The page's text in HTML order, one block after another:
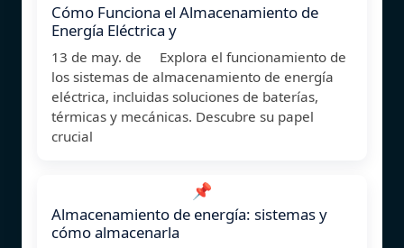
Cómo Funciona el Almacenamiento de
Energía Eléctrica y
13 de may. de Explora el funcionamiento de
los sistemas de almacenamiento de energía
eléctrica, incluidas soluciones de baterías,
térmicas y mecánicas. Descubre su papel
crucial
📌
Almacenamiento de energía: sistemas y
cómo almacenarla